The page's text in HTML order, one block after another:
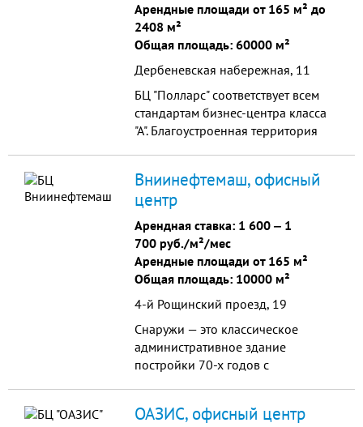
Арендные площади от 165 м² до
2408 м²
Общая площадь: 60000 м²
Дербеневская набережная, 11
БЦ "Полларс" соответствует всем
стандартам бизнес-центра класса
"А". Благоустроенная территория
Вниинефтемаш, офисный
центр
Арендная ставка: 1 600 ‒ 1
700 руб./м²/мес
Арендные площади от 165 м²
Общая площадь: 10000 м²
4-й Рощинский проезд, 19
Снаружи — это классическое
административное здание
постройки 70-х годов с
грамотно продуманное, идеальное
ОАЗИС, офисный центр